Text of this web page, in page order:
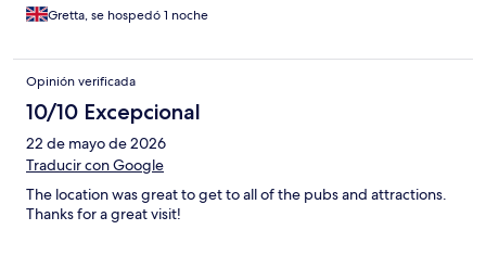
Gretta, se hospedó 1 noche
Opinión verificada
10/10 Excepcional
22 de mayo de 2026
Traducir con Google
The location was great to get to all of the pubs and attractions.
Thanks for a great visit!